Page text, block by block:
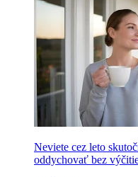
Neviete cez leto
oddychovať bez